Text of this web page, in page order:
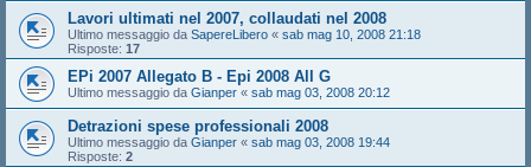
Lavori ultimati nel 2007, collaudati nel 2008
Ultimo messaggio da SapereLibero « sab mag 10, 2008 21:18
Risposte: 17
EPi 2007 Allegato B - Epi 2008 All G
Ultimo messaggio da Gianper « sab mag 03, 2008 20:12
Detrazioni spese professionali 2008
Ultimo messaggio da Gianper « sab mag 03, 2008 19:44
Risposte: 2